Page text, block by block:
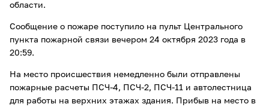
области.
Сообщение о пожаре поступило на пульт Центрального
пункта пожарной связи вечером 24 октября 2023 года в
20:59.
На место происшествия немедленно были отправлены
пожарные расчеты ПСЧ-4, ПСЧ-2, ПСЧ-11 и автолестница
для работы на верхних этажах здания. Прибыв на место в